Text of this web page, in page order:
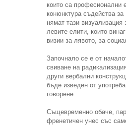
които са професионални
конюнктура съдейства
нямат тази
левите елити, които
визии за лявото, за
Започнало се е от
свиване на
други вербални
бъде изведен от
говорене.
Същевременно обаче,
френетичен унес със